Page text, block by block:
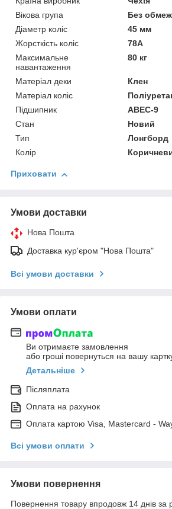
Вікова група
Без
Діаметр коліс
45 мм
Жорсткість коліс
78А
Максимальне
навантаження
80 кг
Матеріал деки
Клен
Матеріал коліс
Підшипник
ABEC-9
Стан
Новий
Тип
Лонгборд
Колір
Приховати
Умови доставки
Нова Пошта
Доставка кур'єром "Нова Пошта"
Всі умови доставки
Умови оплати
Ви отримаєте замовлення
або гроші повернуться на вашу
Детальніше
Післяплата
Оплата на рахунок
Оплата картою Visa, Mastercard -
Всі умови оплати
Умови повернення
Повернення товару впродовж 14 днів за